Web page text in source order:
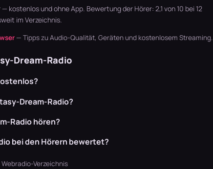
kostenlos und ohne App. Bewertung der Hörer: 2,1 von 10 bei 12
im Verzeichnis.
— Tipps zu Audio-Qualität, Geräten und kostenlosem Streaming.
Dream-Radio
Dream-Radio?
Radio hören?
bei den Hörern bewertet?
Webradio-Verzeichnis